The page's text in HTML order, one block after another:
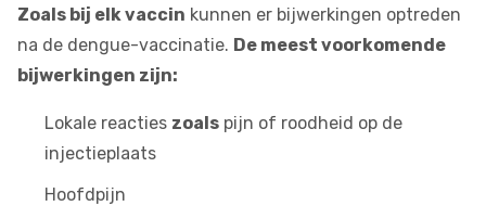
Zoals bij elk vaccin kunnen er bijwerkingen optreden
na de dengue-vaccinatie. De meest voorkomende
bijwerkingen zijn:
Lokale reacties zoals pijn of roodheid op de
injectieplaats
Hoofdpijn